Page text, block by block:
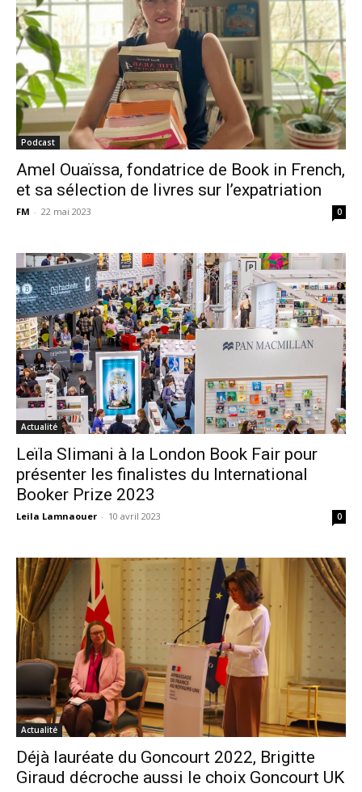
Podcast
Amel Ouaïssa, fondatrice de Book in French,
et sa sélection de livres sur l’expatriation
FM - 22 mai 2023 0
Actualité
Leïla Slimani à la London Book Fair pour
présenter les finalistes du International
Booker Prize 2023
Leila Lamnaouer - 10 avril 2023 0
Actualité
Déjà lauréate du Goncourt 2022, Brigitte
Giraud décroche aussi le choix Goncourt UK